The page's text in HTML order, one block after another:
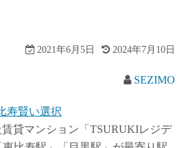
2021年6月5日 2024年7月10日
SEZIMO
寿賢い選択
貸マンション「TSURUKIレジデ